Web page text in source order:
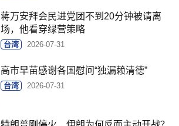
蒋万安拜会民进党团不到20分钟被请离
场，他看穿绿营策略
台湾 2026-07-31
高市早苗感谢各国慰问“独漏赖清德”
台湾 2026-07-31